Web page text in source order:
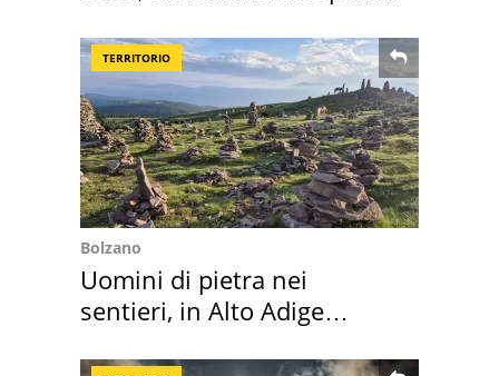
TERRITORIO
Bolzano
Uomini di pietra nei
sentieri, in Alto Adige